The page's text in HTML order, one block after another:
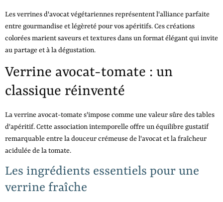
Les verrines d'avocat végétariennes représentent l'alliance parfaite
entre gourmandise et légèreté pour vos apéritifs. Ces créations
colorées marient saveurs et textures dans un format élégant qui invite
au partage et à la dégustation.
Verrine avocat-tomate : un
classique réinventé
La verrine avocat-tomate s'impose comme une valeur sûre des tables
d'apéritif. Cette association intemporelle offre un équilibre gustatif
remarquable entre la douceur crémeuse de l'avocat et la fraîcheur
acidulée de la tomate.
Les ingrédients essentiels pour une
verrine fraîche